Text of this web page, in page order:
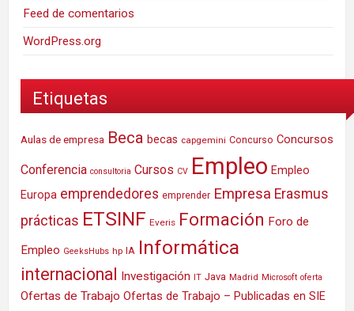
Feed de comentarios
WordPress.org
Etiquetas
Aulas de empresa Beca becas capgemini Concurso Concursos
Conferencia consultoria Cursos CV Empleo Empleo
Europa emprendedores emprender Empresa Erasmus
prácticas ETSINF Everis Formación Foro de
Empleo GeeksHubs hp IA Informática
internacional Investigación IT Java Madrid Microsoft oferta
Ofertas de Trabajo Ofertas de Trabajo – Publicadas en SIE